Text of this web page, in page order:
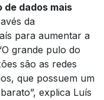
de dados mais
da
para aumentar a
grande pulo do
são as redes
que possuem um
explica Luís